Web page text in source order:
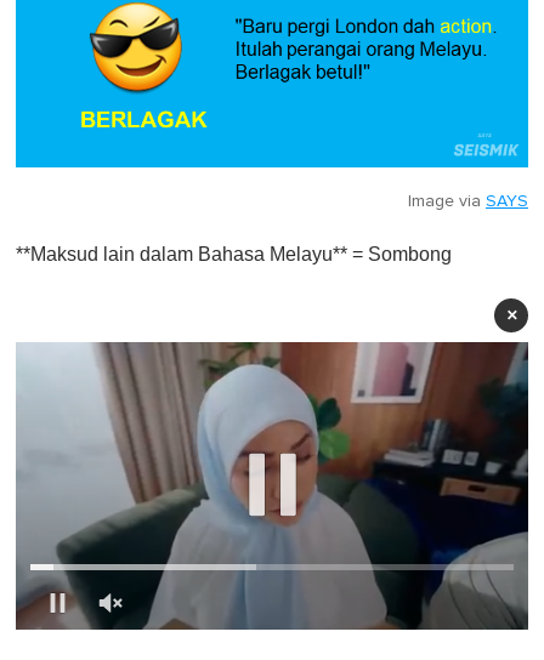
Image via SAYS
**Maksud lain dalam Bahasa Melayu** = Sombong
×